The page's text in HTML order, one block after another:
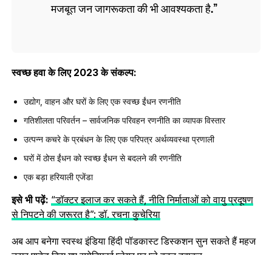
मजबूत जन जागरूकता की भी आवश्यकता है.
स्वच्छ हवा के लिए 2023 के संकल्प:
उद्योग, वाहन और घरों के लिए एक स्वच्छ ईंधन रणनीति
गतिशीलता परिवर्तन – सार्वजनिक परिवहन रणनीति का व्यापक विस्तार
उत्पन्न कचरे के प्रबंधन के लिए एक परिपत्र अर्थव्यवस्था प्रणाली
घरों में ठोस ईंधन को स्वच्छ ईंधन से बदलने की रणनीति
एक बड़ा हरियाली एजेंडा
इसे भी पढ़ें: “डॉक्टर इलाज कर सकते हैं, नीति निर्माताओं को वायु प्रदूषण
से निपटने की जरूरत है”: डॉ. रचना कुचेरिया
अब आप बनेगा स्‍वस्‍थ इंडिया हिंदी पॉडकास्‍ट डिस्‍कशन सुन सकते हैं महज